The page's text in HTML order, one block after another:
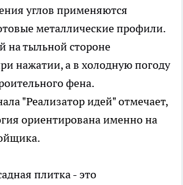
углов применяются
металлические профили.
на тыльной стороне
нажатии, а в холодную погоду
фена.
"Реализатор идей" отмечает,
ориентирована именно на
плитка - это